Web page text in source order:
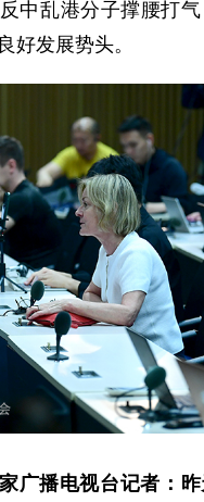
中乱港分子撑腰打
好发展势头。
广播电视台记者：